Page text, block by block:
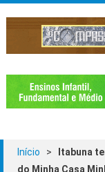
Início >
Itabuna
do Minha Casa